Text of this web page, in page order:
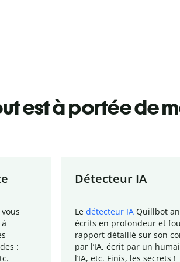
est à portée de
:
Détecteur IA
Le détecteur IA Quillbot
écrits en profondeur et
rapport détaillé sur son
par l’IA, écrit par un
l’IA, etc. Finis, les secrets !